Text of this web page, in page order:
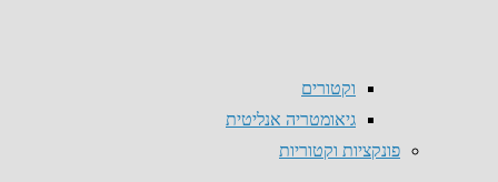
וקטורים
גיאומטריה אנליטית
פונקציות וקטוריות